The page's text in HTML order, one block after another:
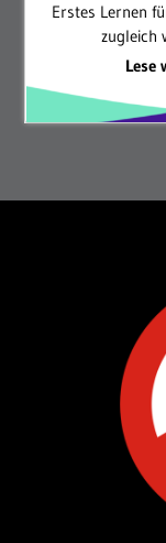
Erstes Lernen
zugleich